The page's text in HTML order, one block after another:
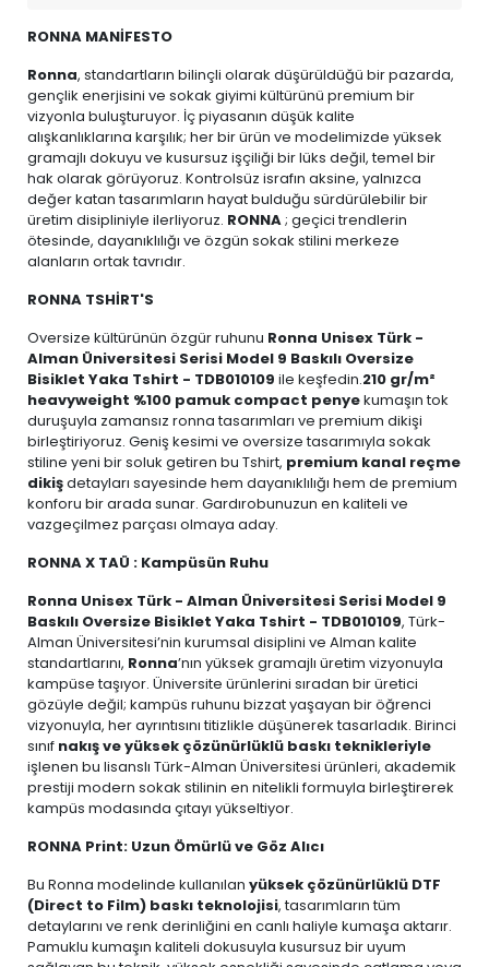
RONNA MANİFESTO
Ronna, standartların bilinçli olarak düşürüldüğü bir pazarda,
gençlik enerjisini ve sokak giyimi kültürünü premium bir
vizyonla buluşturuyor. İç piyasanın düşük kalite
alışkanlıklarına karşılık; her bir ürün ve modelimizde yüksek
gramajlı dokuyu ve kusursuz işçiliği bir lüks değil, temel bir
hak olarak görüyoruz. Kontrolsüz israfın aksine, yalnızca
değer katan tasarımların hayat bulduğu sürdürülebilir bir
üretim disipliniyle ilerliyoruz. RONNA; geçici trendlerin
ötesinde, dayanıklılığı ve özgün sokak stilini merkeze
alanların ortak tavrıdır.
RONNA TSHİRT'S
Oversize kültürünün özgür ruhunu Ronna Unisex Türk -
Alman Üniversitesi Serisi Model 9 Baskılı Oversize
Bisiklet Yaka Tshirt - TDB010109 ile keşfedin.210 gr/m²
heavyweight %100 pamuk compact penyekumaşın tok
duruşuyla zamansız ronna tasarımları ve premium dikişi
birleştiriyoruz. Geniş kesimi ve oversize tasarımıyla sokak
stiline yeni bir soluk getiren bu Tshirt, premium kanal reçme
dikişdetayları sayesinde hem dayanıklılığı hem de premium
konforu bir arada sunar. Gardırobunuzun en kaliteli ve
vazgeçilmez parçası olmaya aday.
RONNA X TAÜ : Kampüsün Ruhu
Ronna Unisex Türk - Alman Üniversitesi Serisi Model 9
Baskılı Oversize Bisiklet Yaka Tshirt - TDB010109, Türk-
Alman Üniversitesi’nin kurumsal disiplini ve Alman kalite
standartlarını, Ronna’nın yüksek gramajlı üretim vizyonuyla
kampüse taşıyor. Üniversite ürünlerini sıradan bir üretici
gözüyle değil; kampüs ruhunu bizzat yaşayan bir öğrenci
vizyonuyla, her ayrıntısını titizlikle düşünerek tasarladık. Birinci
sınıf nakış ve yüksek çözünürlüklü baskı teknikleriyle
işlenen bu lisanslı Türk-Alman Üniversitesi ürünleri, akademik
prestiji modern sokak stilinin en nitelikli formuyla birleştirerek
kampüs modasında çıtayı yükseltiyor.
RONNA Print: Uzun Ömürlü ve Göz Alıcı
Bu Ronna modelinde kullanılan yüksek çözünürlüklü DTF
(Direct to Film) baskı teknolojisi, tasarımların tüm
detaylarını ve renk derinliğini en canlı haliyle kumaşa aktarır.
Pamuklu kumaşın kaliteli dokusuyla kusursuz bir uyum